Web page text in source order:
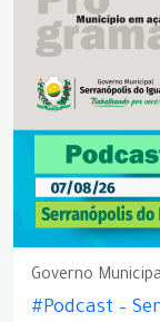
Governo
#Podcast –